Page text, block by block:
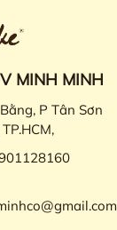
MINH MINH
P Tân Sơn